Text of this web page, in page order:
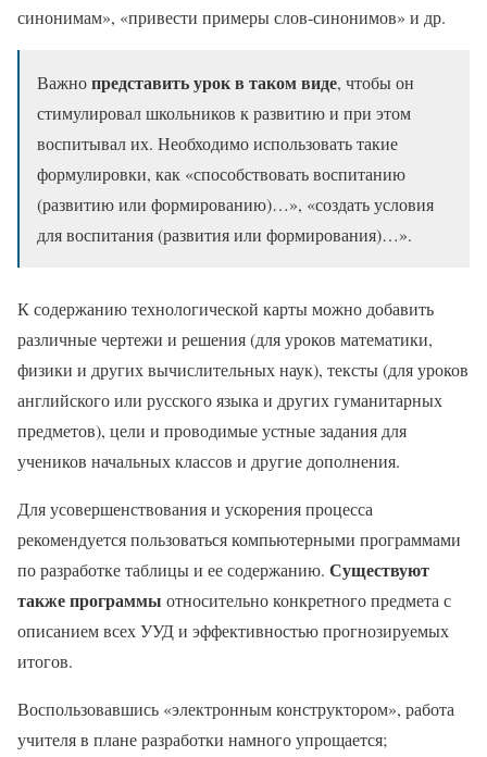
синонимам», «привести примеры слов-синонимов» и др.
Важнопредставить урок в таком виде, чтобы он
стимулировал школьников к развитию и при этом
воспитывал их. Необходимо использовать такие
формулировки, как «способствовать воспитанию
(развитию или формированию)…», «создать условия
для воспитания (развития или формирования)…».
К содержанию технологической карты можно добавить
различные чертежи и решения (для уроков математики,
физики и других вычислительных наук), тексты (для уроков
английского или русского языка и других гуманитарных
предметов), цели и проводимые устные задания для
учеников начальных классов и другие дополнения.
Для усовершенствования и ускорения процесса
рекомендуется пользоваться компьютерными программами
по разработке таблицы и ее содержанию. Существуют
также программы относительно конкретного предмета с
описанием всех УУД и эффективностью прогнозируемых
итогов.
Воспользовавшись «электронным конструктором», работа
учителя в плане разработки намного упрощается;